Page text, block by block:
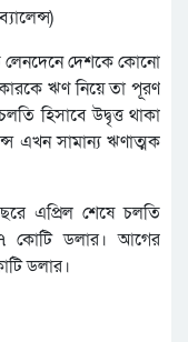
লেনদেনে দেশকে কোনো
ঋণ নিয়ে তা পূরণ
হিসাবে উদ্বৃত্ত থাকা
এখন সামান্য ঋণাত্মক
এপ্রিল শেষে চলতি
কোটি ডলার। আগের
ডলার।